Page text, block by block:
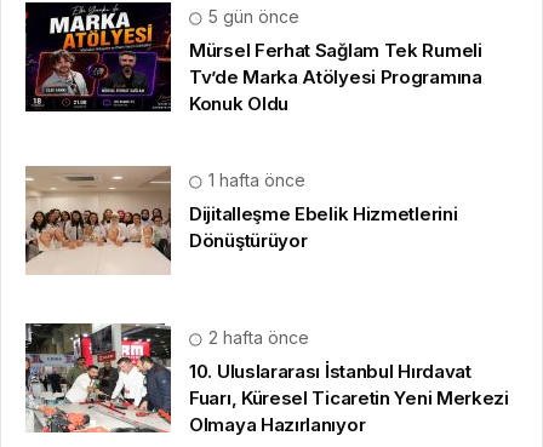
5 gün önce
Mürsel Ferhat Sağlam Tek Rumeli
Tv’de Marka Atölyesi Programına
Konuk Oldu
1 hafta önce
Dijitalleşme Ebelik Hizmetlerini
Dönüştürüyor
2 hafta önce
10. Uluslararası İstanbul Hırdavat
Fuarı, Küresel Ticaretin Yeni Merkezi
Olmaya Hazırlanıyor